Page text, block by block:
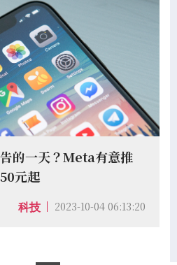
的一天？Meta有意推
元起
科技 2023-10-04 06:13:20